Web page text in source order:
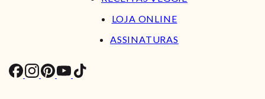
LOJA ONLINE
ASSINATURAS